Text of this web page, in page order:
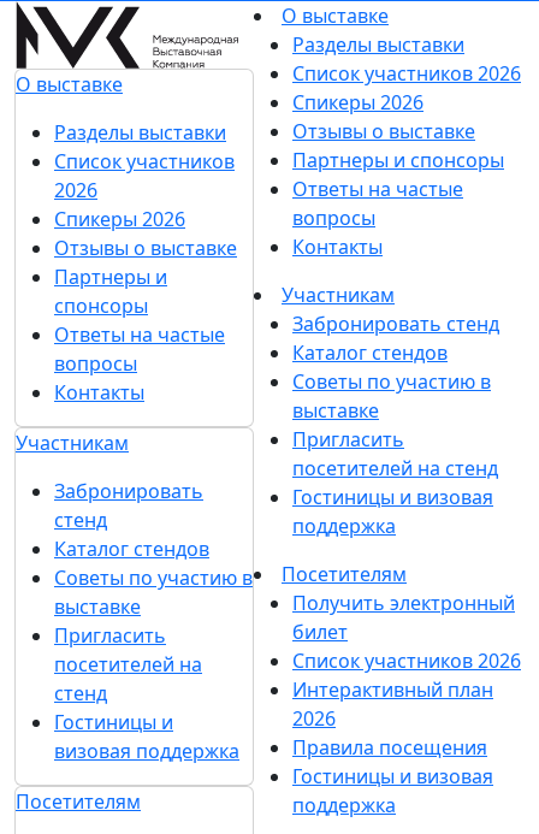
О выставке
Разделы выставки
Список участников
2026
Спикеры 2026
Отзывы о выставке
Партнеры и
спонсоры
Ответы на частые
вопросы
Контакты
Участникам
Забронировать
стенд
Каталог стендов
Советы по участию в
выставке
Пригласить
посетителей на
стенд
Гостиницы и
визовая поддержка
Посетителям
О выставке
Разделы выставки
Список участников 2026
Спикеры 2026
Отзывы о выставке
Партнеры и спонсоры
Ответы на частые
вопросы
Контакты
Участникам
Забронировать стенд
Каталог стендов
Советы по участию в
выставке
Пригласить
посетителей на стенд
Гостиницы и визовая
поддержка
Посетителям
Получить электронный
билет
Список участников 2026
Интерактивный план
2026
Правила посещения
Гостиницы и визовая
поддержка